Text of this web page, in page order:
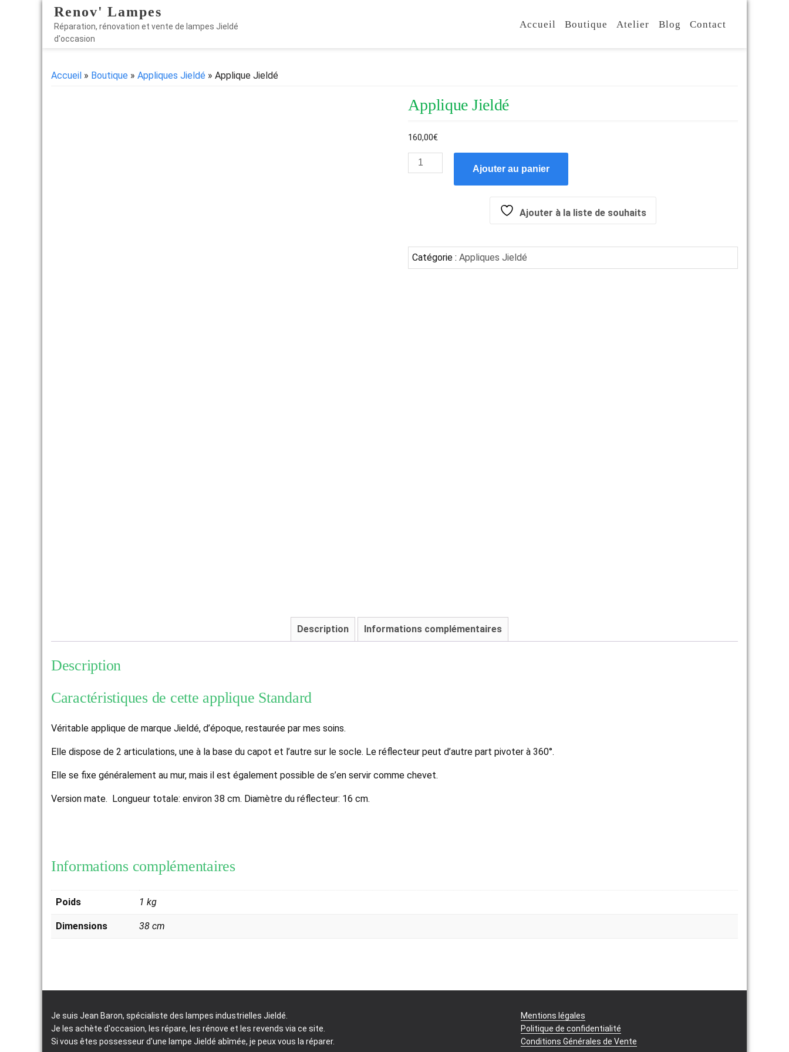
Renov' Lampes
Réparation, rénovation et vente de lampes Jieldé
d'occasion
Accueil Boutique Atelier Blog Contact
Accueil » Boutique » Appliques Jieldé » Applique Jieldé
Applique Jieldé
160,00€
Ajouter au panier
Ajouter à la liste de souhaits
Catégorie :Appliques Jieldé
Description Informations complémentaires
Description
Caractéristiques de cette applique Standard
Véritable applique de marque Jieldé, d’époque, restaurée par mes soins.
Elle dispose de 2 articulations, une à la base du capot et l’autre sur le socle. Le réflecteur peut d’autre part pivoter à 360°.
Elle se fixe généralement au mur, mais il est également possible de s’en servir comme chevet.
Version mate. Longueur totale: environ 38 cm. Diamètre du réflecteur: 16 cm.
Informations complémentaires
Poids 1 kg
Dimensions 38 cm
Je suis Jean Baron, spécialiste des lampes industrielles Jieldé.
Je les achète d'occasion, les répare, les rénove et les revends via ce site.
Si vous êtes possesseur d'une lampe Jieldé abîmée, je peux vous la réparer.
Mentions légales
Politique de confidentialité
Conditions Générales de Vente